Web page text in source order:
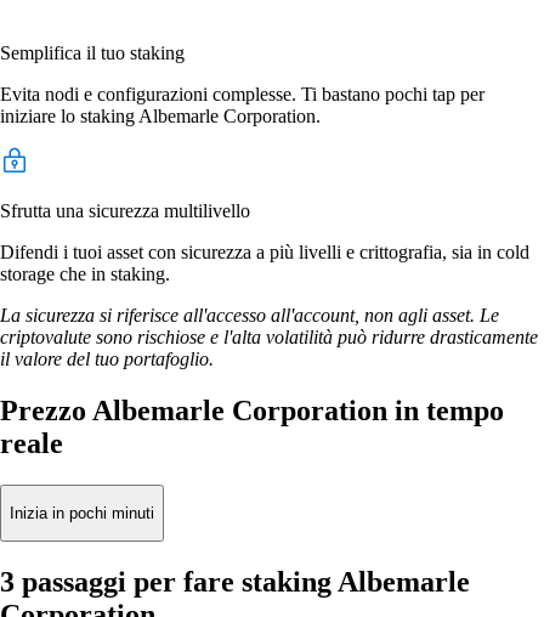
Semplifica il tuo staking
Evita nodi e configurazioni complesse. Ti bastano pochi tap per
iniziare lo staking Albemarle Corporation.
Sfrutta una sicurezza multilivello
Difendi i tuoi asset con sicurezza a più livelli e crittografia, sia in cold
storage che in staking.
La sicurezza si riferisce all'accesso all'account, non agli asset. Le
criptovalute sono rischiose e l'alta volatilità può ridurre drasticamente
il valore del tuo portafoglio.
Prezzo Albemarle Corporation in tempo
reale
Inizia in pochi minuti
3 passaggi per fare staking Albemarle